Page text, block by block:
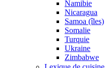
Namibie
Nicaragua
Samoa (îles)
Somalie
Turquie
Ukraine
Zimbabwe